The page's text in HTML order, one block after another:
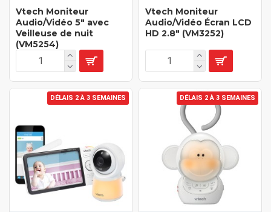
Vtech Moniteur
Audio/Vidéo 5" avec
Veilleuse de nuit
(VM5254)
Vtech Moniteur
Audio/Vidéo Écran LCD
HD 2.8" (VM3252)
DÉLAIS 2 À 3 SEMAINES DÉLAIS 2 À 3 SEMAINES